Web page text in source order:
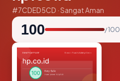
#7CDED5CD · Sangat Aman
100 / 100